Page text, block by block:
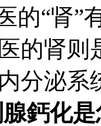
的“肾
的肾
分泌系
鈣化